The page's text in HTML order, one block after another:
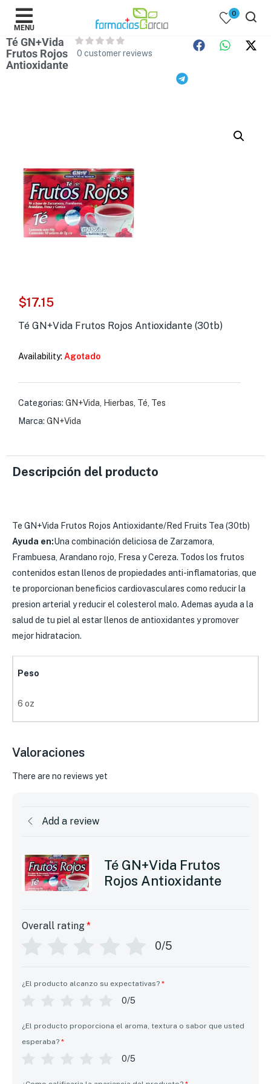
)
Bebes )
y Suplementos )
MENU
0
Té GN+Vida
Frutos Rojos
Antioxidante
0 customer reviews
$17.15
Té GN+Vida Frutos Rojos Antioxidante (30tb)
Availability: Agotado
Categorias: GN+Vida Hierbas Té Tes
Marca: GN+Vida
Descripción del producto
Te GN+Vida Frutos Rojos Antioxidante/Red Fruits Tea (30tb)
Ayuda en:Una combinación deliciosa de Zarzamora,
Frambuesa, Arandano rojo, Fresa y Cereza. Todos los frutos
contenidos estan llenos de propiedades anti-inflamatorias, que
te proporcionan beneficios cardiovasculares como reducir la
presion arterial y reducir el colesterol malo. Ademas ayuda a la
salud de tu piel al estar llenos de antioxidantes y promover
mejor hidratacion.
Peso
6 oz
Valoraciones
There are no reviews yet
Add a review
Té GN+Vida Frutos
Rojos Antioxidante
Overall rating*
0/5
¿El producto alcanzo su expectativas? *
0/5
¿El producto proporciona el aroma, textura o sabor que usted
esperaba? *
0/5